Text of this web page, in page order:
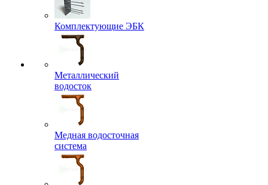
Комплектующие ЭБК
Металлический
водосток
Медная водосточная
система